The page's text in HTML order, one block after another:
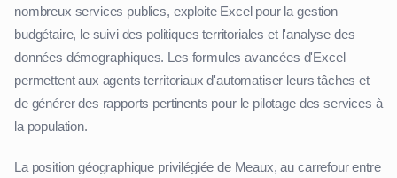
nombreux services publics, exploite Excel pour la gestion
budgétaire, le suivi des politiques territoriales et l'analyse des
données démographiques. Les formules avancées d'Excel
permettent aux agents territoriaux d'automatiser leurs tâches et
de générer des rapports pertinents pour le pilotage des services à
la population.
La position géographique privilégiée de Meaux, au carrefour entre